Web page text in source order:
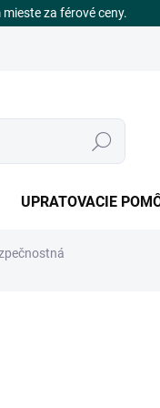
za férové ceny.
Hľadať
UPRATOVACIE